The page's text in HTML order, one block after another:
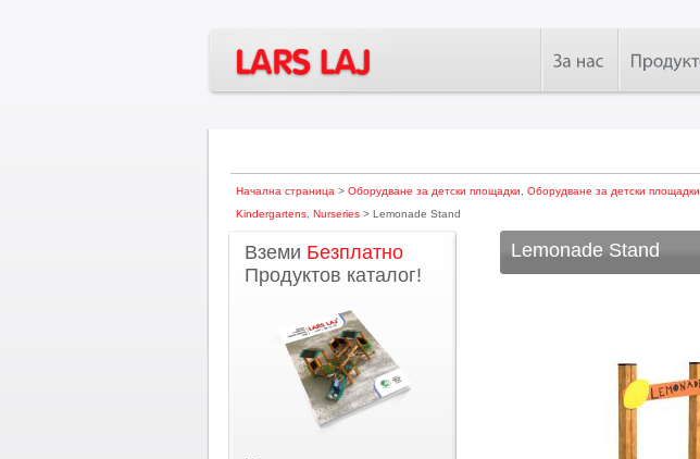
Начална страница > Оборудване за детски площадки Оборудване за детски площадки
Kindergartens Nurseries > Lemonade Stand
Вземи Безплатно
Продуктов каталог!
Lemonade Stand